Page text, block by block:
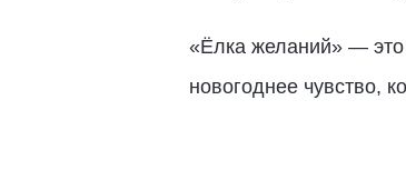
«Ёлка желаний» — это
новогоднее чувство,